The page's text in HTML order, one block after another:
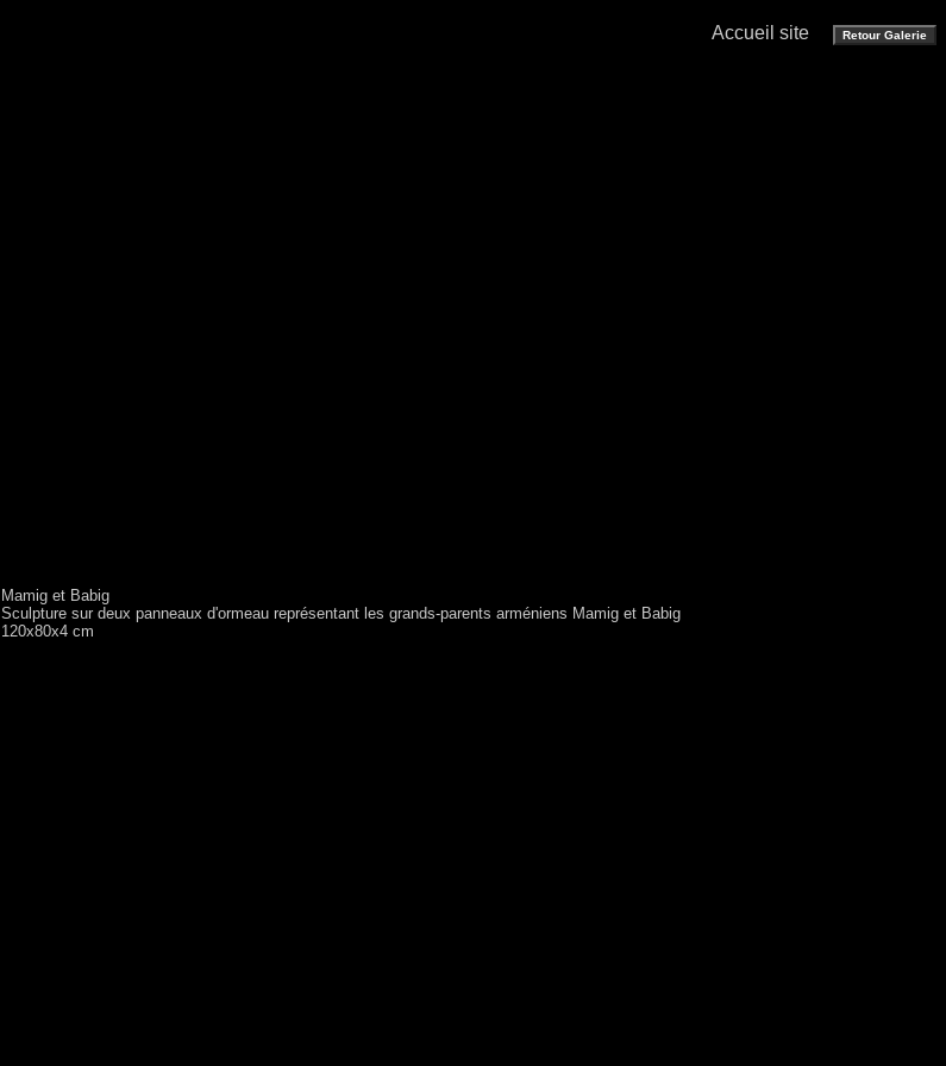
Accueil site
Mamig et Babig
Sculpture sur deux panneaux d'ormeau représentant les grands-parents arméniens Mamig et Babig
120x80x4 cm